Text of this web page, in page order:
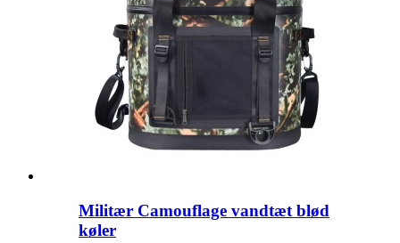
Militær Camouflage vandtæt blød
køler